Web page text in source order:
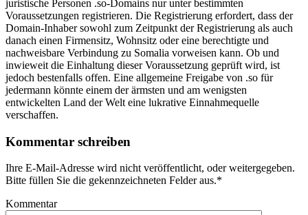
juristische Personen .so-Domains nur unter bestimmten
Voraussetzungen registrieren. Die Registrierung erfordert, dass der
Domain-Inhaber sowohl zum Zeitpunkt der Registrierung als auch
danach einen Firmensitz, Wohnsitz oder eine berechtigte und
nachweisbare Verbindung zu Somalia vorweisen kann. Ob und
inwieweit die Einhaltung dieser Voraussetzung geprüft wird, ist
jedoch bestenfalls offen. Eine allgemeine Freigabe von .so für
jedermann könnte einem der ärmsten und am wenigsten
entwickelten Land der Welt eine lukrative Einnahmequelle
verschaffen.
Kommentar schreiben
Ihre E-Mail-Adresse wird nicht veröffentlicht, oder weitergegeben.
Bitte füllen Sie die gekennzeichneten Felder aus.*
Kommentar